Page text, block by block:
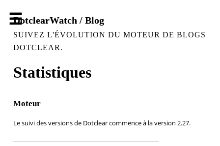
DotclearWatch / Blog
SUIVEZ L'ÉVOLUTION DU MOTEUR DE BLOGS
DOTCLEAR.
Statistiques
Moteur
Le suivi des versions de Dotclear commence à la version 2.27.